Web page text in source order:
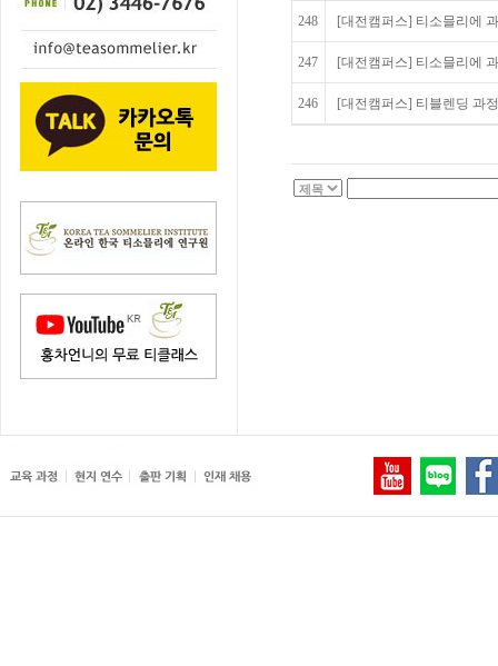
248 [대전캠퍼스] 티소믈리에
247 [대전캠퍼스] 티소믈리에
246 [대전캠퍼스] 티블렌딩 과